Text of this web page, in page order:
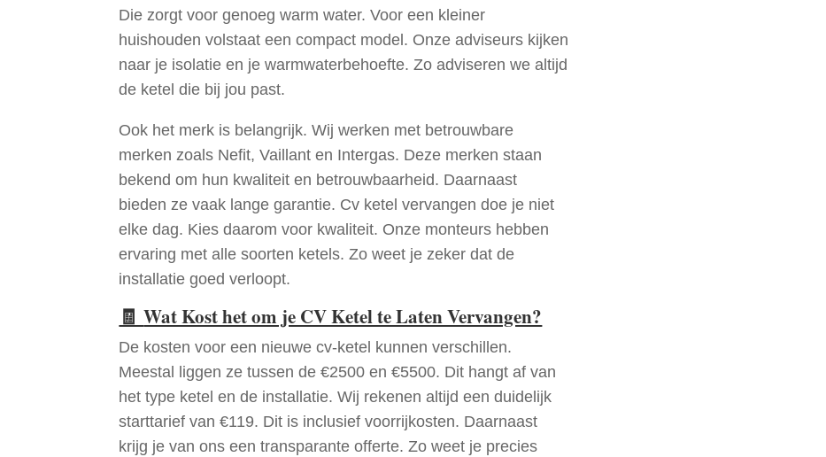
Die zorgt voor genoeg warm water. Voor een kleiner
huishouden volstaat een compact model. Onze adviseurs kijken
naar je isolatie en je warmwaterbehoefte. Zo adviseren we altijd
de ketel die bij jou past.
Ook het merk is belangrijk. Wij werken met betrouwbare
merken zoals Nefit, Vaillant en Intergas. Deze merken staan
bekend om hun kwaliteit en betrouwbaarheid. Daarnaast
bieden ze vaak lange garantie. Cv ketel vervangen doe je niet
elke dag. Kies daarom voor kwaliteit. Onze monteurs hebben
ervaring met alle soorten ketels. Zo weet je zeker dat de
installatie goed verloopt.
🧾Wat Kost het om je CV Ketel te Laten Vervangen?
De kosten voor een nieuwe cv-ketel kunnen verschillen.
Meestal liggen ze tussen de €2500 en €5500. Dit hangt af van
het type ketel en de installatie. Wij rekenen altijd een duidelijk
starttarief van €119. Dit is inclusief voorrijkosten. Daarnaast
krijg je van ons een transparante offerte. Zo weet je precies